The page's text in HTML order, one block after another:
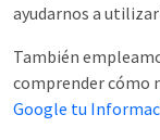
ayudarnos a
También
comprender cómo
Google tu